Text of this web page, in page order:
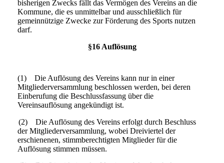
bisherigen Zwecks fällt das Vermögen des Vereins an die
Kommune, die es unmittelbar und ausschließlich für
gemeinnützige Zwecke zur Förderung des Sports nutzen
darf.
§16 Auflösung
(1) Die Auflösung des Vereins kann nur in einer
Mitgliederversammlung beschlossen werden, bei deren
Einberufung die Beschlussfassung über die
Vereinsauflösung angekündigt ist.
(2) Die Auflösung des Vereins erfolgt durch Beschluss
der Mitgliederversammlung, wobei Dreiviertel der
erschienenen, stimmberechtigten Mitglieder für die
Auflösung stimmen müssen.